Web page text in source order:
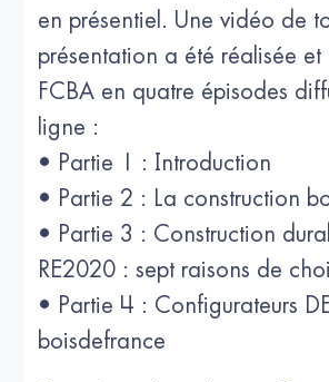
en présentiel. Une vidéo de
présentation a été réalisée
FCBA en quatre épisodes
ligne :
• Partie 1 : Introduction
• Partie 2 : La construction
• Partie 3 : Construction
RE2020 : sept raisons de
• Partie 4 : Configurateurs
boisdefrance